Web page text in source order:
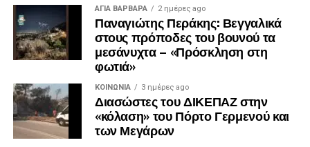
ΑΓΙΑ ΒΑΡΒΑΡΑ 2 ημέρες ago
Παναγιώτης Περάκης: Βεγγαλικά
στους πρόποδες του βουνού τα
μεσάνυχτα – «Πρόσκληση στη
φωτιά»
ΚΟΙΝΩΝΊΑ 3 ημέρες ago
Διασώστες του ΔΙΚΕΠΑΖ στην
«κόλαση» του Πόρτο Γερμενού και
των Μεγάρων